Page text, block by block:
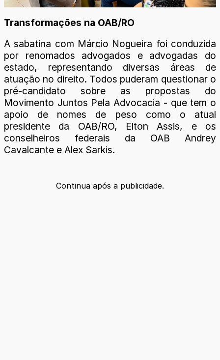
Transformações na OAB/RO
A sabatina com Márcio Nogueira foi conduzida
por renomados advogados e advogadas do
estado, representando diversas áreas de
atuação no direito. Todos puderam questionar o
pré-candidato sobre as propostas do
Movimento Juntos Pela Advocacia - que tem o
apoio de nomes de peso como o atual
presidente da OAB/RO, Elton Assis, e os
conselheiros federais da OAB Andrey
Cavalcante e Alex Sarkis.
Continua após a publicidade.